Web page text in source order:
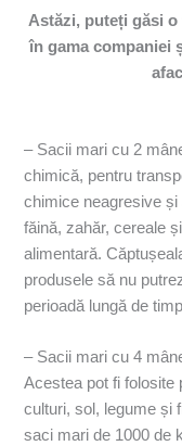
Astăzi, puteți găsi
în gama companiei
– Sacii mari cu 2
chimică, pentru
chimice neagresive
făină, zahăr, cereale
alimentară.
produsele să nu
perioadă lungă de
– Sacii mari cu 4
Acestea pot fi folosite
culturi, sol, legume și
saci mari de 1000 de